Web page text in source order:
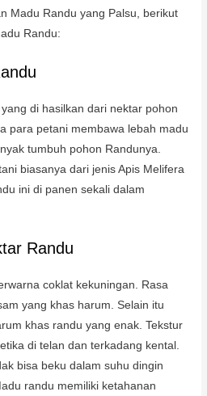
Madu Randu yang Palsu, berikut
Randu:
di hasilkan dari nektar pohon
para petani membawa lebah madu
tumbuh pohon Randunya.
biasanya dari jenis Apis Melifera
ini di panen sekali dalam
Randu
coklat kekuningan. Rasa
yang khas harum. Selain itu
khas randu yang enak. Tekstur
di telan dan terkadang kental.
bisa beku dalam suhu dingin
randu memiliki ketahanan